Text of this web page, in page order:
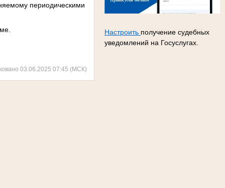
Настроить получение судебных
уведомлений на Госуслугах.
периодическими
03.06.2025 07:45 (МСК)